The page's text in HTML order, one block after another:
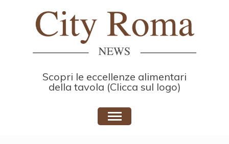
Scopri le eccellenze alimentari
della tavola (Clicca sul logo)